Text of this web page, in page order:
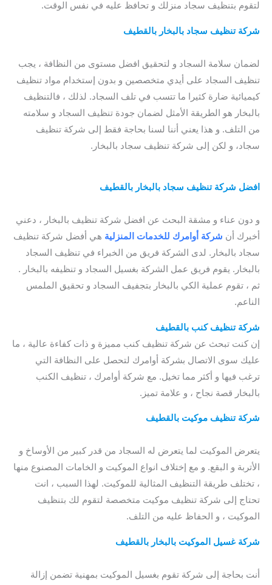
لتقوم بتنظيف سجاد منزلك و تحافظ عليه في نفس الوقت.
شركة تنظيف سجاد بالبخار بالقطيف
لضمان سلامة السجاد و لتحقيق افضل مستوى من النظافة ، يجب
تنظيف السجاد على أيدي متخصصين و بدون إستخدام مواد تنظيف
كيميائية ضارة كثيرا ما تتسب في تلف السجاد. لذلك ، فالتنظيف
بالبخار هو الطريقة الأمثل لضمان جودة تنظيف السجاد و سلامته
من التلف. و هذا يعني أننا لسنا بحاجة فقط إلى شركة تنظيف
سجاد، و لكن إلى شركة تنظيف سجاد بالبخار.
افضل شركة تنظيف سجاد بالبخار بالقطيف
و دون عناء و مشقة البحث عن افضل شركة تنظيف بالبخار ، دعني
أخبرك أن شركة أوامرك للخدمات المنزلية هي أفضل شركة تنظيف
سجاد بالبخار. لدى الشركة فريق من الخبراء في تنظيف السجاد
بالبخار. يقوم فريق عمل الشركة بغسيل السجاد و تنظيفه بالبخار .
ثم ، تقوم عملية الكي بالبخار بتجفيف السجاد و تحقيق الملمس
الناعم.
شركة تنظيف كنب بالقطيف
إن كنت تبحث عن شركة تنظيف كنب مميزة و ذات كفاءة عالية ، ما
عليك سوى الاتصال بشركة أوامرك لتحصل على النظافة التي
ترغب فيها و أكثر مما تخيل. مع شركة أوامرك ، تنظيف الكنب
بالبخار قصة نجاح ، و علامة تميز.
شركة تنظيف موكيت بالقطيف
يتعرض الموكيت لما يتعرض له السجاد من قدر كبير من الأوساخ و
الأتربة و البقع. و مع إختلاف انواع الموكيت و الخامات المصنوع منها
، تختلف طريقة التنظيف المثالية للموكيت. لهذا السبب ، انت
تحتاج إلى شركة تنظيف موكيت متخصصة لتقوم لك بتنظيف
الموكيت ، و الحفاظ عليه من التلف.
شركة غسيل الموكيت بالبخار بالقطيف
أنت بحاجة إلى شركة تقوم بغسيل الموكيت بمهنية تضمن إزالة